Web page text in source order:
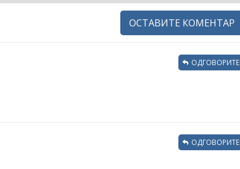
ОСТАВИТЕ КОМЕНТАР
ОДГОВОРИТЕ
ОДГОВОРИТЕ